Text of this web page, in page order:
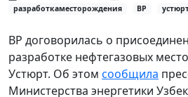
разработкаместорождения BP
BP договорилась о
разработке нефтегазовых
Устюрт. Об этом сообщила
Министерства энергетики